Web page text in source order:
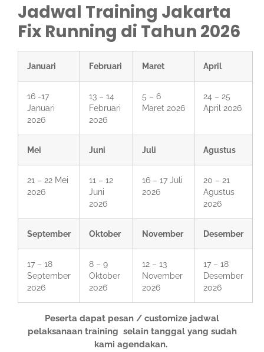
Jadwal Training Jakarta
Fix Running di Tahun 2026
Januari Februari Maret April
16 -17
Januari
2026
13 – 14
Februari
2026
5 – 6
Maret 2026
24 – 25
April 2026
Mei Juni Juli Agustus
21 – 22 Mei
2026
11 – 12
Juni
2026
16 – 17 Juli
2026
20 – 21
Agustus
2026
September Oktober November Desember
17 – 18
September
2026
8 – 9
Oktober
2026
12 – 13
November
2026
17 – 18
Desember
2026
Peserta dapat pesan / customize jadwal
pelaksanaan training selain tanggal yang sudah
kami agendakan.